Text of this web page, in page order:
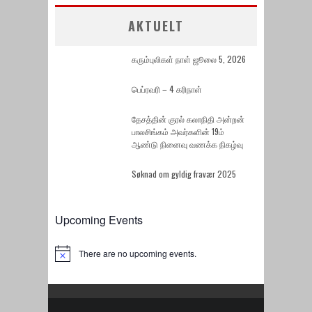
AKTUELT
கரும்புலிகள் நாள் ஜூலை 5, 2026
பெப்ரவரி – 4 கரிநாள்
தேசத்தின் குரல் கலாநிதி அன்றன்
பாலசிங்கம் அவர்களின் 19ம்
ஆண்டு நினைவு வணக்க நிகழ்வு
Søknad om gyldig fravær 2025
Upcoming Events
Notice There are no upcoming events.